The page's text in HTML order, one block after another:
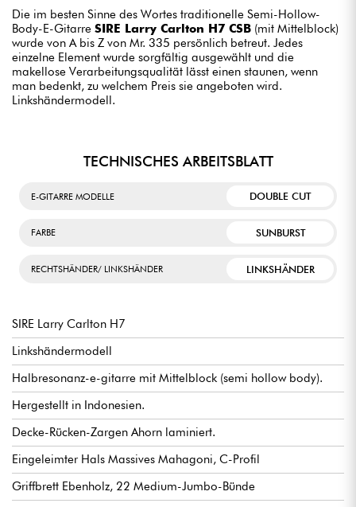
Die im besten Sinne des Wortes traditionelle Semi-Hollow-
Body-E-Gitarre SIRE Larry Carlton H7 CSB (mit Mittelblock)
wurde von A bis Z von Mr. 335 persönlich betreut. Jedes
einzelne Element wurde sorgfältig ausgewählt und die
makellose Verarbeitungsqualität lässt einen staunen, wenn
man bedenkt, zu welchem Preis sie angeboten wird.
Linkshändermodell.
TECHNISCHES ARBEITSBLATT
E-GITARRE MODELLE DOUBLE CUT
FARBE SUNBURST
RECHTSHÄNDER/ LINKSHÄNDER LINKSHÄNDER
SIRE Larry Carlton H7
Linkshändermodell
Halbresonanz-e-gitarre mit Mittelblock (semi hollow body).
Hergestellt in Indonesien.
Decke-Rücken-Zargen Ahorn laminiert.
Eingeleimter Hals Massives Mahagoni, C-Profil
Griffbrett Ebenholz, 22 Medium-Jumbo-Bünde